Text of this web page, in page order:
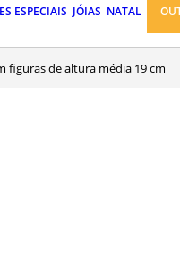
ESPECIAIS JÓIAS NATAL
figuras de altura média 19 cm